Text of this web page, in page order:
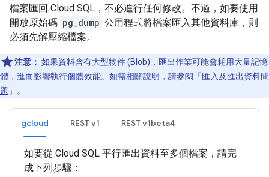
檔案匯回 Cloud SQL，不必進行任何修改。不過，如要使用
開放原始碼 pg_dump 公用程式將檔案匯入其他資料庫，則
必須先解壓縮檔案。
注意： 如果資料含有大型物件 (Blob)，匯出作業可能會耗用大量記憶
體，進而影響執行個體效能。如需相關說明，請參閱「 匯入及匯出資料問
題 」。
gcloud REST v1 REST v1beta4
如要從 Cloud SQL 平行匯出資料至多個檔案，請完
成下列步驟：